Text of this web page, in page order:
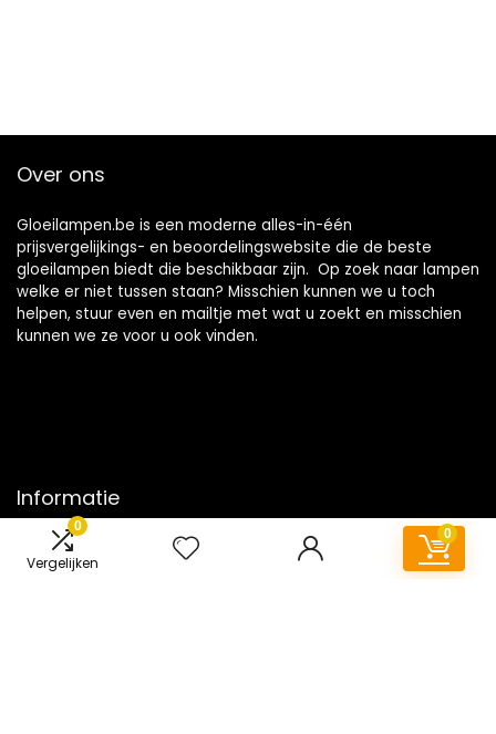
0
Vergelijken
0
Over ons
Gloeilampen.be is een moderne alles-in-één
prijsvergelijkings- en beoordelingswebsite die de beste
gloeilampen biedt die beschikbaar zijn. Op zoek naar lampen
welke er niet tussen staan? Misschien kunnen we u toch
helpen, stuur even en mailtje met wat u zoekt en misschien
kunnen we ze voor u ook vinden.
Informatie
Contact